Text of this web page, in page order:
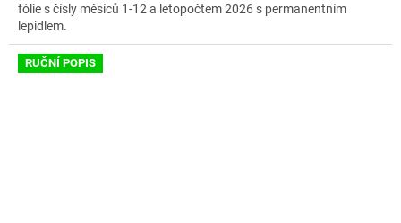
fólie s čísly měsíců 1-12 a letopočtem 2026 s permanentním
lepidlem.
RUČNÍ POPIS